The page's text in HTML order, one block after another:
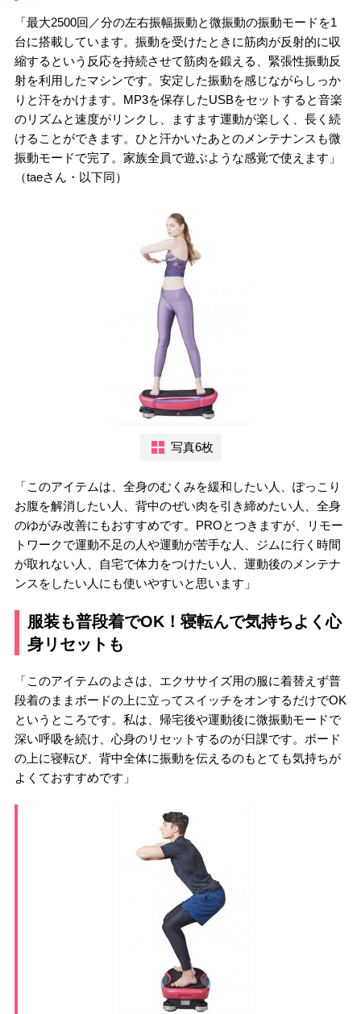
「最大2500回／分の左右振幅振動と微振動の振動モードを1
台に搭載しています。振動を受けたときに筋肉が反射的に収
縮するという反応を持続させて筋肉を鍛える、緊張性振動反
射を利用したマシンです。安定した振動を感じながらしっか
りと汗をかけます。MP3を保存したUSBをセットすると音楽
のリズムと速度がリンクし、ますます運動が楽しく、長く続
けることができます。ひと汗かいたあとのメンテナンスも微
振動モードで完了。家族全員で遊ぶような感覚で使えます」
（taeさん・以下同）
写真6枚
「このアイテムは、全身のむくみを緩和したい人、ぽっこり
お腹を解消したい人、背中のぜい肉を引き締めたい人、全身
のゆがみ改善にもおすすめです。PROとつきますが、リモー
トワークで運動不足の人や運動が苦手な人、ジムに行く時間
が取れない人、自宅で体力をつけたい人、運動後のメンテナ
ンスをしたい人にも使いやすいと思います」
服装も普段着でOK！寝転んで気持ちよく心
身リセットも
「このアイテムのよさは、エクササイズ用の服に着替えず普
段着のままボードの上に立ってスイッチをオンするだけでOK
というところです。私は、帰宅後や運動後に微振動モードで
深い呼吸を続け、心身のリセットするのが日課です。ボード
の上に寝転び、背中全体に振動を伝えるのもとても気持ちが
よくておすすめです」